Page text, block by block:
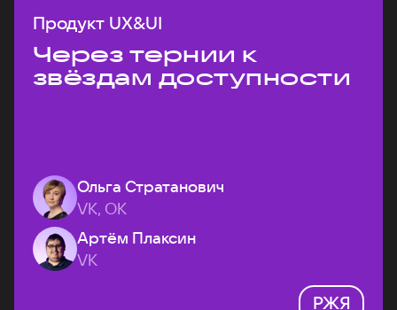
Продукт UX&UI
Через тернии к
звёздам доступности
Ольга Стратанович
VK, ОК
Артём Плаксин
VK
РЖЯ